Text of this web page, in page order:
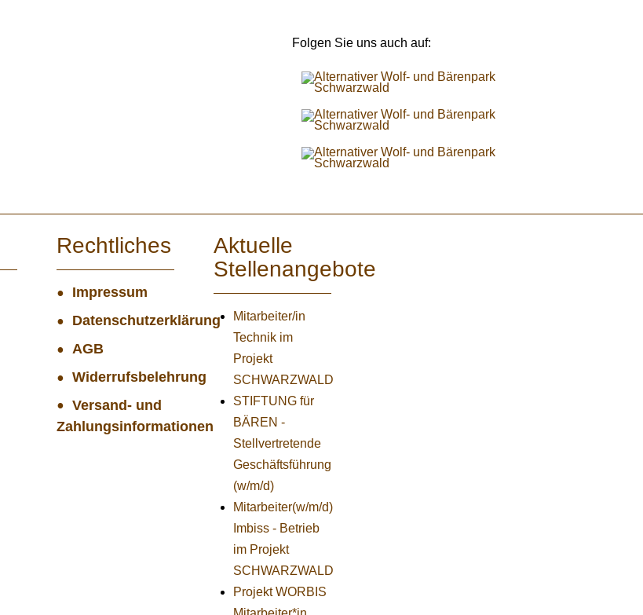
Folgen Sie uns auch auf:
Rechtliches
Impressum
Datenschutzerklärung
AGB
Widerrufsbelehrung
Versand- und
Zahlungsinformationen
Aktuelle
Stellenangebote
Mitarbeiter/in
Technik im
Projekt
SCHWARZWALD
STIFTUNG für
BÄREN -
Stellvertretende
Geschäftsführung
(w/m/d)
Mitarbeiter(w/m/d)
Imbiss - Betrieb
im Projekt
SCHWARZWALD
Projekt WORBIS